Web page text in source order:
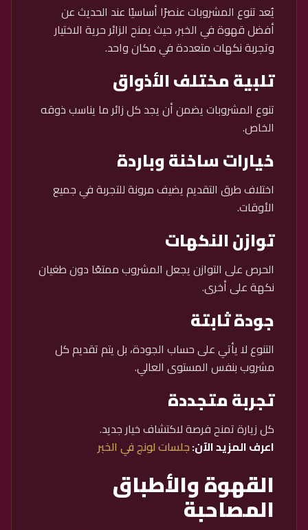
يُعد تنوع المشروبات عنصرًا أساسيًا عند الحديث عن
أفضل قهوة في الخبر، حيث يمنح الزائر حرية الاختيار
وتجربة نكهات متعددة في مكان واحد.
تلبية مختلف الأذواق
تنوع المشروبات يضمن أن يجد كل زائر ما يناسب ذوقه
الخاص.
خيارات ساخنة وباردة
اختلاف طرق التقديم يضيف مرونة للتجربة في جميع
الأوقات.
توازن النكهات
الحرص على التوازن يجعل المشروب ممتعًا دون طغيان
نكهة على أخرى.
جودة ثابتة
التنوع لا يأتي على حساب الجودة، بل يتم تقديم كل
مشروب بنفس المستوى العالي.
تجربة متجددة
كل زيارة تمنح فرصة لاكتشاف خيار جديد.
اعرف المزيد الآن:جلسات لونج في الخبر
القهوة والأطباق
المصاحبة